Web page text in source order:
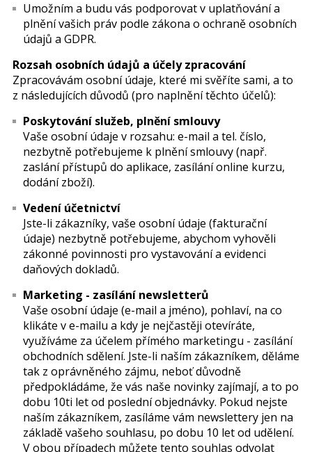
Umožním a budu vás podporovat v uplatňování a
plnění vašich práv podle zákona o ochraně osobních
údajů a GDPR.
Rozsah osobních údajů a účely zpracování
Zpracovávám osobní údaje, které mi svěříte sami, a to
z následujících důvodů (pro naplnění těchto účelů):
Poskytování služeb, plnění smlouvy
Vaše osobní údaje v rozsahu: e-mail a tel. číslo,
nezbytně potřebujeme k plnění smlouvy (např.
zaslání přístupů do aplikace, zasílání online kurzu,
dodání zboží).
Vedení účetnictví
Jste-li zákazníky, vaše osobní údaje (fakturační
údaje) nezbytně potřebujeme, abychom vyhověli
zákonné povinnosti pro vystavování a evidenci
daňových dokladů.
Marketing - zasílání newsletterů
Vaše osobní údaje (e-mail a jméno), pohlaví, na co
klikáte v e-mailu a kdy je nejčastěji otevíráte,
využíváme za účelem přímého marketingu - zasílání
obchodních sdělení. Jste-li naším zákazníkem, děláme
tak z oprávněného zájmu, neboť důvodně
předpokládáme, že vás naše novinky zajímají, a to po
dobu 10ti let od poslední objednávky. Pokud nejste
naším zákazníkem, zasíláme vám newslettery jen na
základě vašeho souhlasu, po dobu 10 let od udělení.
V obou případech můžete tento souhlas odvolat